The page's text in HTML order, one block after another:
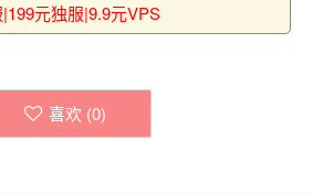
元独服|9.9元VPS
喜欢 (0)